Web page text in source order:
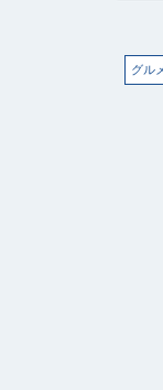
グル